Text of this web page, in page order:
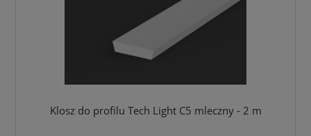
Klosz do profilu Tech Light C5 mleczny - 2 m